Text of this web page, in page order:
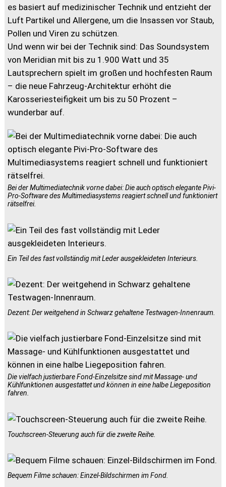
es basiert auf medizinischer Technik und entzieht der
Luft Partikel und Allergene, um die Insassen vor Staub,
Pollen und Viren zu schützen.
Und wenn wir bei der Technik sind: Das Soundsystem
von Meridian mit bis zu 1.900 Watt und 35
Lautsprechern spielt im großen und hochfesten Raum
– die neue Fahrzeug-Architektur erhöht die
Karosseriesteifigkeit um bis zu 50 Prozent –
wunderbar auf.
Bei der Multimediatechnik vorne dabei: Die auch optisch elegante Pivi-
Pro-Software des Multimediasystems reagiert schnell und funktioniert
rätselfrei.
Ein Teil des fast vollständig mit Leder ausgekleideten Interieurs.
Dezent: Der weitgehend in Schwarz gehaltene Testwagen-Innenraum.
Die vielfach justierbare Fond-Einzelsitze sind mit Massage- und
Kühlfunktionen ausgestattet und können in eine halbe Liegeposition
fahren.
Touchscreen-Steuerung auch für die zweite Reihe.
Bequem Filme schauen: Einzel-Bildschirmen im Fond.